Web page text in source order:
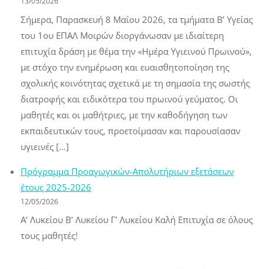
Σήμερα, Παρασκευή 8 Μαΐου 2026, τα τμήματα Β’ Υγείας
του 1ου ΕΠΑΛ Μοιρών διοργάνωσαν με ιδιαίτερη
επιτυχία δράση με θέμα την «Ημέρα Υγιεινού Πρωινού»,
με στόχο την ενημέρωση και ευαισθητοποίηση της
σχολικής κοινότητας σχετικά με τη σημασία της σωστής
διατροφής και ειδικότερα του πρωινού γεύματος. Οι
μαθητές και οι μαθήτριες, με την καθοδήγηση των
εκπαιδευτικών τους, προετοίμασαν και παρουσίασαν
υγιεινές […]
Πρόγραμμα Προαγωγικών-Απολυτήριων εξετάσεων
έτους 2025-2026
12/05/2026
Α’ Λυκείου Β’ Λυκείου Γ’ Λυκείου Καλή Επιτυχία σε όλους
τους μαθητές!